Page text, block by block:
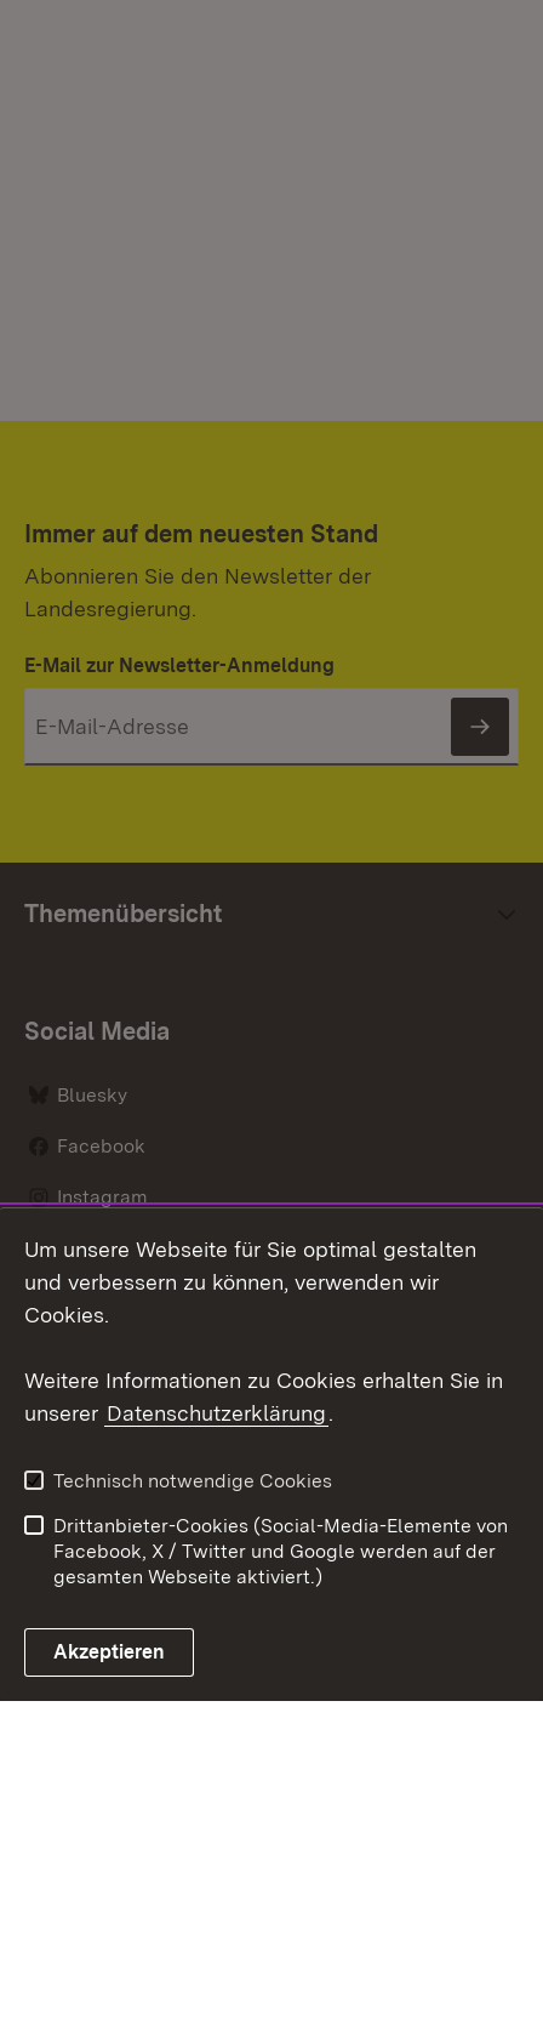
Immer auf dem neuesten Stand
Abonnieren Sie den Newsletter der
Landesregierung.
E-Mail zur Newsletter-Anmeldung
Themenübersicht
Social Media
Bluesky
Facebook
Instagram
LinkedIn
Link zum Landesportal
Datenschutz
Barrierefreiheit
Impressum
Cookies
Um unsere Webseite für Sie optimal gestalten
und verbessern zu können, verwenden wir
Cookies.
Weitere Informationen zu Cookies erhalten Sie in
unserer Datenschutzerklärung.
Technisch notwendige Cookies
Drittanbieter-Cookies (Social-Media-Elemente von
Facebook, X / Twitter und Google werden auf der
gesamten Webseite aktiviert.)
Akzeptieren